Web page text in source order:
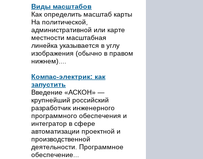
Виды масштабов
Как определить масштаб карты
На политической,
административной или карте
местности масштабная
линейка указывается в углу
изображения (обычно в правом
нижнем)....
Компас-электрик: как
запустить
Введение «АСКОН» —
крупнейший российский
разработчик инженерного
программного обеспечения и
интегратор в сфере
автоматизации проектной и
производственной
деятельности. Программное
обеспечение...